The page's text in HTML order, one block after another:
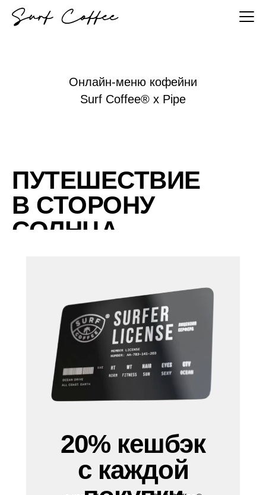
Онлайн-меню кофейни
Surf Coffee® x Pipe
ПУТЕШЕСТВИЕ
В СТОРОНУ
СОЛНЦА
20% кешбэк
с каждой